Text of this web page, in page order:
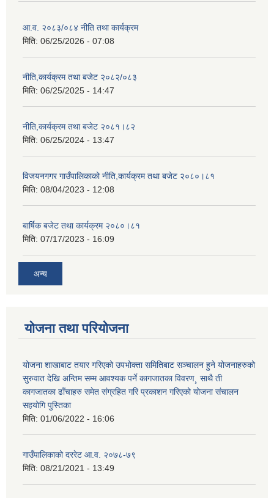
आ.व. २०८३/०८४ नीति तथा कार्यक्रम
मिति: 06/25/2026 - 07:08
नीति,कार्यक्रम तथा बजेट २०८२/०८३
मिति: 06/25/2025 - 14:47
नीति,कार्यक्रम तथा बजेट २०८१।८२
मिति: 06/25/2024 - 13:47
विजयनगगर गाउँपालिकाको नीति,कार्यक्रम तथा बजेट २०८०।८१
मिति: 08/04/2023 - 12:08
बार्षिक बजेट तथा कार्यक्रम २०८०।८१
मिति: 07/17/2023 - 16:09
अन्य
योजना तथा परियोजना
योजना शाखाबाट तयार गरिएको उपभोक्ता समितिबाट सञ्चालन हुने योजनाहरुको
सुरुवात देखि अन्तिम सम्म आवश्यक पर्ने कागजातका विवरण¸ साथै ती
कागजातका ढाँचाहरु समेत संग्रहित गरि प्रकाशन गरिएको योजना संचालन
सहयोगि पुस्तिका
मिति: 01/06/2022 - 16:06
गाउँपालिकाको दररेट आ.व. २०७८-७९
मिति: 08/21/2021 - 13:49